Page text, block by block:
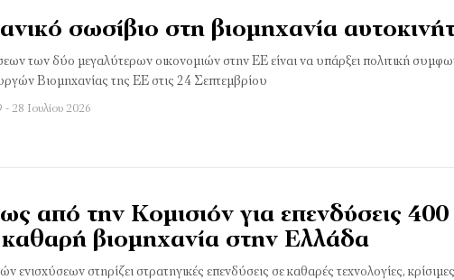
σωσίβιο στη βιομηχανία
των δύο μεγαλύτερων οικονομιών στην ΕΕ είναι να υπάρξει πολιτική
Βιομηχανίας της ΕΕ στις 24 Σεπτεμβρίου
- 28 Ιουλίου 2026
από την Κομισιόν για επενδύσεις 400
βιομηχανία στην Ελλάδα
ενισχύσεων στηρίζει στρατηγικές επενδύσεις σε καθαρές τεχνολογίες,